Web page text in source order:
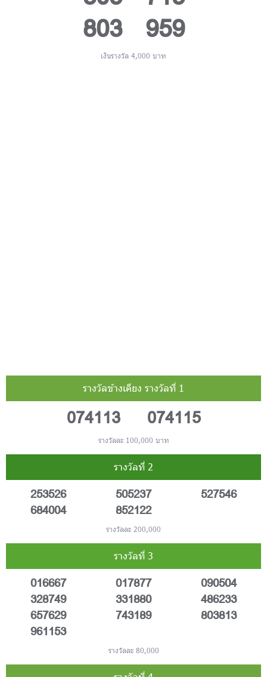
803 959
เงินรางวัล 4,000 บาท
รางวัลข้างเคียง รางวัลที่ 1
074113 074115
รางวัลละ 100,000 บาท
รางวัลที่ 2
253526 505237 527546
684004 852122
รางวัลละ 200,000
รางวัลที่ 3
016667 017877 090504
328749 331880 486233
657629 743189 803813
961153
รางวัลละ 80,000